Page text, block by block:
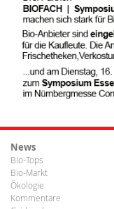
News
Bio-Tops
Bio-Markt
Ökologie
Kommentare